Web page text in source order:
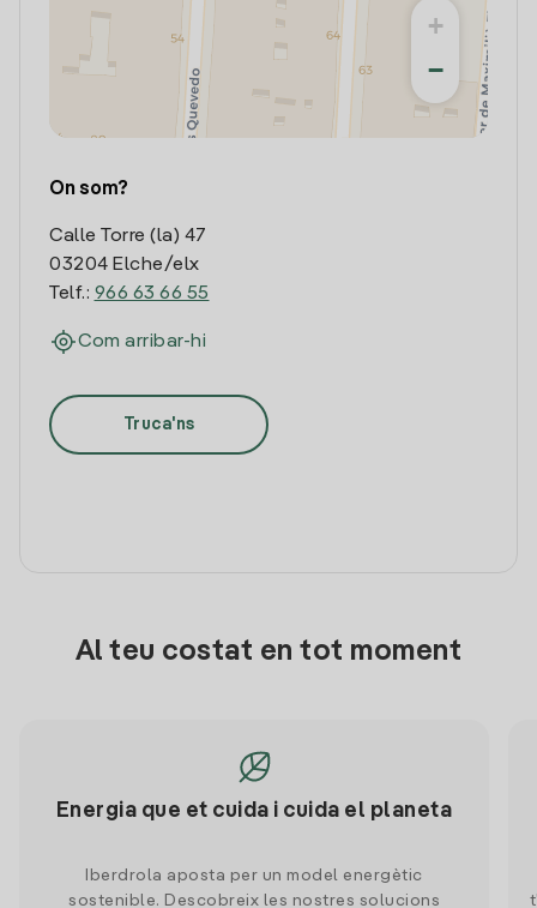
+
−
On som?
Calle Torre (la) 47
03204 Elche/elx
Telf.: 966 63 66 55
Com arribar-hi
Truca'ns
Al teu costat en tot moment
Energia que et cuida i cuida el planeta
Iberdrola aposta per un model energètic
sostenible. Descobreix les nostres solucions